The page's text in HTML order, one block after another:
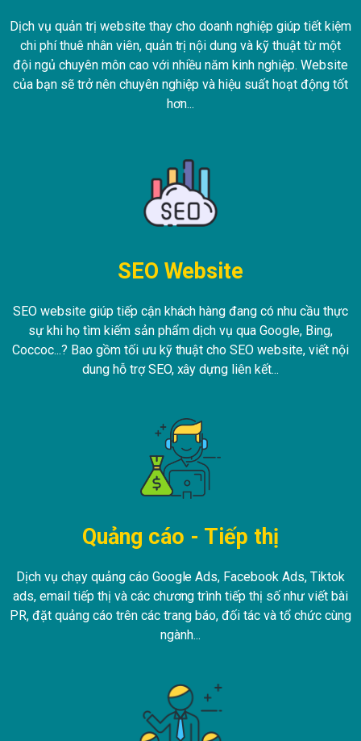
Dịch vụ quản trị website thay cho doanh nghiệp giúp tiết kiệm
chi phí thuê nhân viên, quản trị nội dung và kỹ thuật từ một
đội ngủ chuyên môn cao với nhiều năm kinh nghiệp. Website
của bạn sẽ trở nên chuyên nghiệp và hiệu suất hoạt động tốt
hơn...
SEO Website
SEO website giúp tiếp cận khách hàng đang có nhu cầu thực
sự khi họ tìm kiếm sản phẩm dịch vụ qua Google, Bing,
Coccoc...? Bao gồm tối ưu kỹ thuật cho SEO website, viết nội
dung hỗ trợ SEO, xây dựng liên kết...
Quảng cáo - Tiếp thị
Dịch vụ chạy quảng cáo Google Ads, Facebook Ads, Tiktok
ads, email tiếp thị và các chương trình tiếp thị số như viết bài
PR, đặt quảng cáo trên các trang báo, đối tác và tổ chức cùng
ngành...